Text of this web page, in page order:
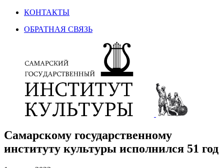
КОНТАКТЫ
ОБРАТНАЯ СВЯЗЬ
Самарскому государственному
институту культуры исполнился 51 год